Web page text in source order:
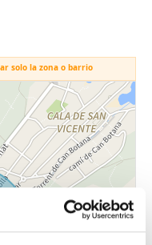
solo la zona o barrio